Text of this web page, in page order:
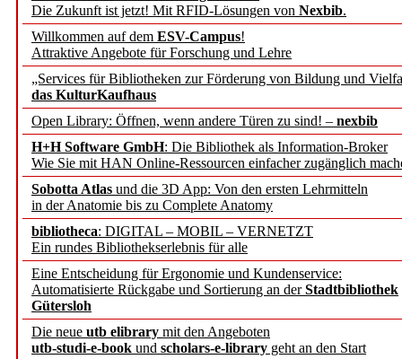
Die Zukunft ist jetzt! Mit RFID-Lösungen von Nexbib.
Willkommen auf dem ESV-Campus!
Attraktive Angebote für Forschung und Lehre
„Services für Bibliotheken zur Förderung von Bildung und
das KulturKaufhaus
Open Library: Öffnen, wenn andere Türen zu sind! – nexbib
H+H Software GmbH: Die Bibliothek als Information-Broker
Wie Sie mit HAN Online-Ressourcen einfacher zugänglich
Sobotta Atlas und die 3D App: Von den ersten Lehrmitteln
in der Anatomie bis zu Complete Anatomy
bibliotheca: DIGITAL – MOBIL – VERNETZT
Ein rundes Bibliothekserlebnis für alle
Eine Entscheidung für Ergonomie und Kundenservice:
Automatisierte Rückgabe und Sortierung an derStadtbibliothek
Gütersloh
Die neue utb elibrary mit den Angeboten
utb-studi-e-book und scholars-e-library geht an den Start
konstruktiv!
Mohr Siebeck
und die Zeitschrift für
Francke Attempto
EBSCO Information
Recherchefunktionen in
Sorbisches Institut neu
Geschichte und